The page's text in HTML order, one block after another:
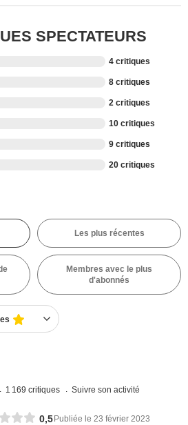
SPECTATEURS
4 critiques
8 critiques
2 critiques
10 critiques
9 critiques
20 critiques
Les plus récentes
Membres avec le plus
d'abonnés
1 169 critiques Suivre son activité
0,5Publiée le 23 février 2023